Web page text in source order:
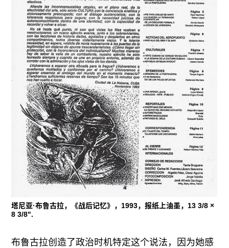
塔尼亚·布鲁古拉，《战后记忆》，1993，报纸上油墨，13 3/8 ×
8 3/8".
布鲁古拉创造了政治时机特定这个说法，因为她感